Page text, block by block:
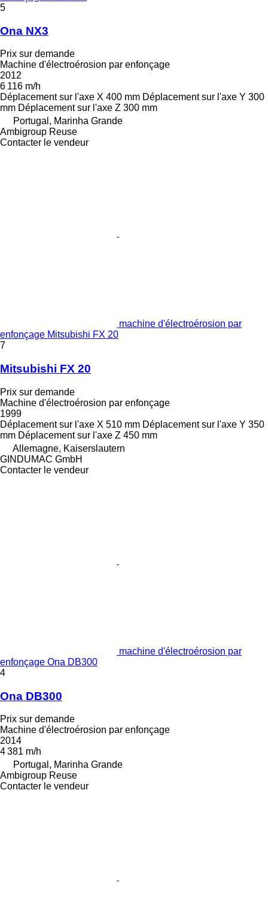
5
Ona NX3
Prix sur demande
Machine d'électroérosion par enfonçage
2012
6 116 m/h
Déplacement sur l'axe X 400 mm Déplacement sur l'axe Y 300
mm Déplacement sur l'axe Z 300 mm
Portugal, Marinha Grande
Ambigroup Reuse
Contacter le vendeur
machine d'électroérosion par
enfonçage Mitsubishi FX 20
7
Mitsubishi FX 20
Prix sur demande
Machine d'électroérosion par enfonçage
1999
Déplacement sur l'axe X 510 mm Déplacement sur l'axe Y 350
mm Déplacement sur l'axe Z 450 mm
Allemagne, Kaiserslautern
GINDUMAC GmbH
Contacter le vendeur
machine d'électroérosion par
enfonçage Ona DB300
4
Ona DB300
Prix sur demande
Machine d'électroérosion par enfonçage
2014
4 381 m/h
Portugal, Marinha Grande
Ambigroup Reuse
Contacter le vendeur